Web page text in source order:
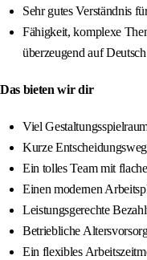
Sehr gutes Verständnis
Fähigkeit, komplexe
überzeugend auf
Das bieten wir dir
Viel
Kurze
Ein tolles Team mit
Einen modernen
Leistungsgerechte
Betriebliche
Ein flexibles